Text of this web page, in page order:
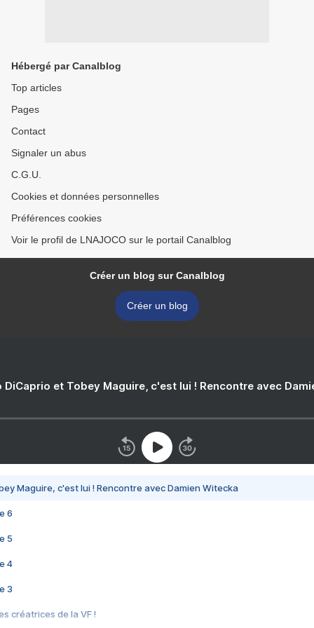
Hébergé par Canalblog
Top articles
Pages
Contact
Signaler un abus
C.G.U.
Cookies et données personnelles
Préférences cookies
Voir le profil de LNAJOCO sur le portail Canalblog
Créer un blog sur Canalblog
Créer un blog
DiCaprio et Tobey Maguire, c'est lui ! Rencontre avec
Maguire, c'est lui ! Rencontre avec Damien Witecka
6
5
4
3
créatrices de la VF !